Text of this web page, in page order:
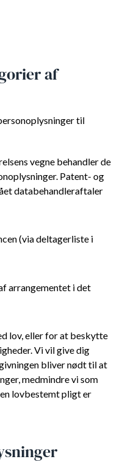
af
til
vegne behandler de
Patent- og
databehandleraftaler
(via deltagerliste i
arrangementet i det
lov, eller for at beskytte
Vi vil give dig
bliver nødt til at
medmindre vi som
lovbestemt pligt er